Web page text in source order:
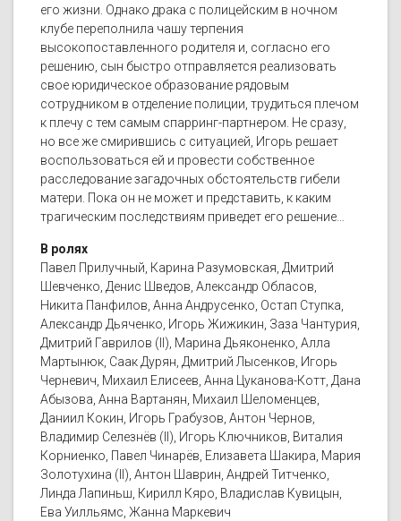
его жизни. Однако драка с полицейским в ночном
клубе переполнила чашу терпения
высокопоставленного родителя и, согласно его
решению, сын быстро отправляется реализовать
свое юридическое образование рядовым
сотрудником в отделение полиции, трудиться плечом
к плечу с тем самым спарринг-партнером. Не сразу,
но все же смирившись с ситуацией, Игорь решает
воспользоваться ей и провести собственное
расследование загадочных обстоятельств гибели
матери. Пока он не может и представить, к каким
трагическим последствиям приведет его решение…
В ролях
Павел Прилучный, Карина Разумовская, Дмитрий
Шевченко, Денис Шведов, Александр Обласов,
Никита Панфилов, Анна Андрусенко, Остап Ступка,
Александр Дьяченко, Игорь Жижикин, Заза Чантурия,
Дмитрий Гаврилов (II), Марина Дьяконенко, Алла
Мартынюк, Саак Дурян, Дмитрий Лысенков, Игорь
Черневич, Михаил Елисеев, Анна Цуканова-Котт, Дана
Абызова, Анна Вартанян, Михаил Шеломенцев,
Даниил Кокин, Игорь Грабузов, Антон Чернов,
Владимир Селезнёв (II), Игорь Ключников, Виталия
Корниенко, Павел Чинарёв, Елизавета Шакира, Мария
Золотухина (II), Антон Шаврин, Андрей Титченко,
Линда Лапиньш, Кирилл Кяро, Владислав Кувицын,
Ева Уилльямс, Жанна Маркевич